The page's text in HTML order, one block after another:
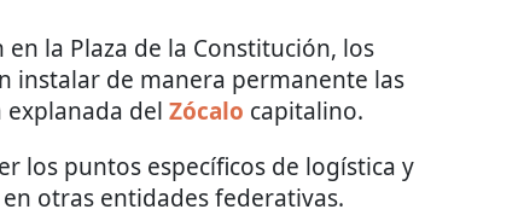
la Plaza de la Constitución, los
instalar de manera permanente las
explanada del Zócalo capitalino.
los puntos específicos de logística y
otras entidades federativas.